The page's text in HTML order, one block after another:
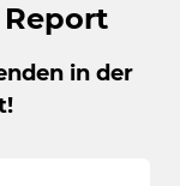
in der